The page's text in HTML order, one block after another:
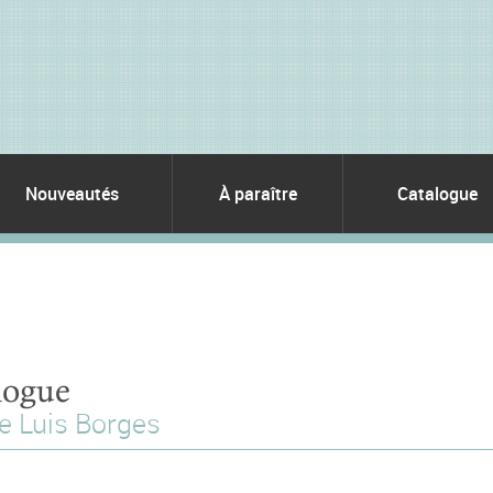
Nouveautés À paraître Catalogue
Luis Borges